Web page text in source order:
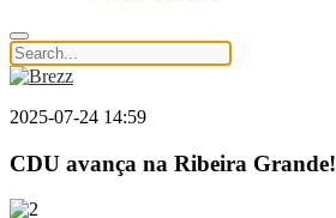
2025-07-24 14:59
CDU avança na Ribeira Grande!